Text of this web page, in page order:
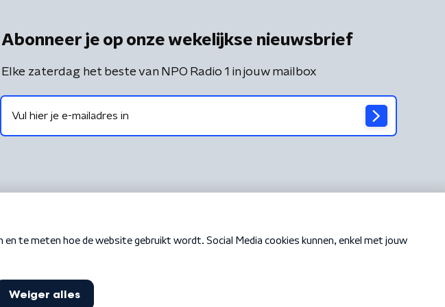
Abonneer je op onze wekelijkse nieuwsbrief
Elke zaterdag het beste van NPO Radio 1 in jouw mailbox